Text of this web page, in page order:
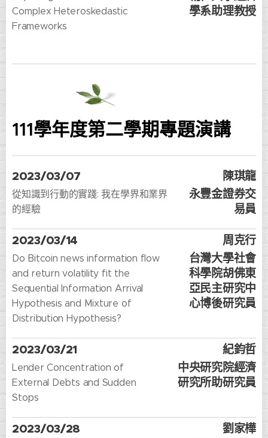
Complex Heteroskedastic
Frameworks
學系助理教授
111學年度第二學期專題演講
2023/03/07
從知識到行動的實踐: 我在學界和業界
的經驗
陳琪龍
永豐金證券交
易員
2023/03/14
Do Bitcoin news information flow
and return volatility fit the
Sequential Information Arrival
Hypothesis and Mixture of
Distribution Hypothesis?
周克行
台灣大學社會
科學院胡佛東
亞民主研究中
心博後研究員
2023/03/21
Lender Concentration of
External Debts and Sudden
Stops
紀鈞哲
中央研究院經濟
研究所助研究員
2023/03/28
劉家樺